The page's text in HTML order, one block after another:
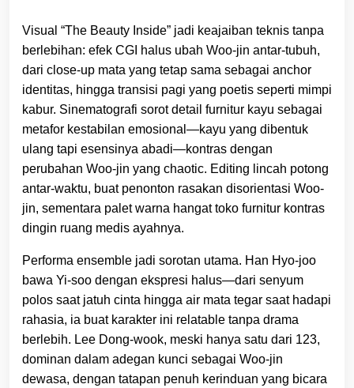
Visual “The Beauty Inside” jadi keajaiban teknis tanpa
berlebihan: efek CGI halus ubah Woo-jin antar-tubuh,
dari close-up mata yang tetap sama sebagai anchor
identitas, hingga transisi pagi yang poetis seperti mimpi
kabur. Sinematografi sorot detail furnitur kayu sebagai
metafor kestabilan emosional—kayu yang dibentuk
ulang tapi esensinya abadi—kontras dengan
perubahan Woo-jin yang chaotic. Editing lincah potong
antar-waktu, buat penonton rasakan disorientasi Woo-
jin, sementara palet warna hangat toko furnitur kontras
dingin ruang medis ayahnya.
Performa ensemble jadi sorotan utama. Han Hyo-joo
bawa Yi-soo dengan ekspresi halus—dari senyum
polos saat jatuh cinta hingga air mata tegar saat hadapi
rahasia, ia buat karakter ini relatable tanpa drama
berlebih. Lee Dong-wook, meski hanya satu dari 123,
dominan dalam adegan kunci sebagai Woo-jin
dewasa, dengan tatapan penuh kerinduan yang bicara